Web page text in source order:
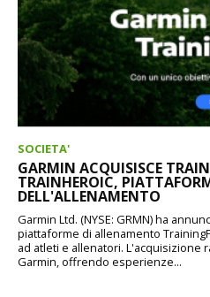
SOCIETA'
GARMIN ACQUISISCE
TRAINHEROIC,
DELL'ALLENAMENTO
Garmin Ltd. (NYSE: GRMN) ha
piattaforme di allenamento
ad atleti e allenatori. L'acquisizione
Garmin, offrendo esperienze...